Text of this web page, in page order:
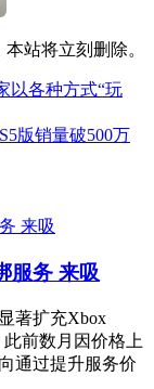
站将立刻删除。
以各种方式“玩
版销量破500万
服务 来吸
著扩充Xbox
此前数月因价格上
通过提升服务价